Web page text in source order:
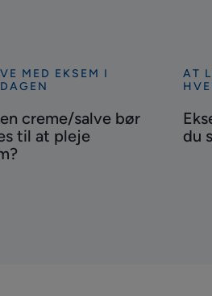
MED EKSEM I
creme/salve bør
til at pleje
Se
AT
du